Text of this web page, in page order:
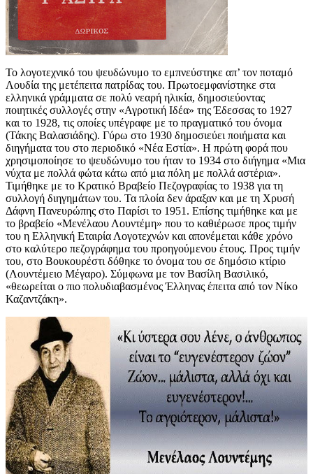
Το λογοτεχνικό του ψευδώνυμο το εμπνεύστηκε απ’ τον ποταμό
Λουδία της μετέπειτα πατρίδας του. Πρωτοεμφανίστηκε στα
ελληνικά γράμματα σε πολύ νεαρή ηλικία, δημοσιεύοντας
ποιητικές συλλογές στην «Αγροτική Ιδέα» της Έδεσσας το 1927
και το 1928, τις οποίες υπέγραφε με το πραγματικό του όνομα
(Τάκης Βαλασιάδης). Γύρω στο 1930 δημοσιεύει ποιήματα και
διηγήματα του στο περιοδικό «Νέα Εστία». Η πρώτη φορά που
χρησιμοποίησε το ψευδώνυμο του ήταν το 1934 στο διήγημα «Μια
νύχτα με πολλά φώτα κάτω από μια πόλη με πολλά αστέρια».
Τιμήθηκε με το Κρατικό Βραβείο Πεζογραφίας το 1938 για τη
συλλογή διηγημάτων του. Τα πλοία δεν άραξαν και με τη Χρυσή
Δάφνη Πανευρώπης στο Παρίσι το 1951. Επίσης τιμήθηκε και με
το βραβείο «Μενέλαου Λουντέμη» που το καθιέρωσε προς τιμήν
του η Ελληνική Εταιρία Λογοτεχνών και απονέμεται κάθε χρόνο
στο καλύτερο πεζογράφημα του προηγούμενου έτους. Προς τιμήν
του, στο Βουκουρέστι δόθηκε το όνομα του σε δημόσιο κτίριο
(Λουντέμειο Μέγαρο). Σύμφωνα με τον Βασίλη Βασιλικό,
«θεωρείται ο πιο πολυδιαβασμένος Έλληνας έπειτα από τον Νίκο
Καζαντζάκη».